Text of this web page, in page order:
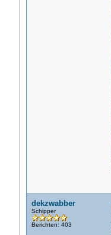
dekzwabber
Schipper
Berichten: 403